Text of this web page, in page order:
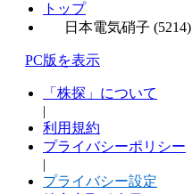
トップ
日本電気硝子 (5214)
PC版を表示
「株探」について
|
利用規約
プライバシーポリシー
|
プライバシー設定